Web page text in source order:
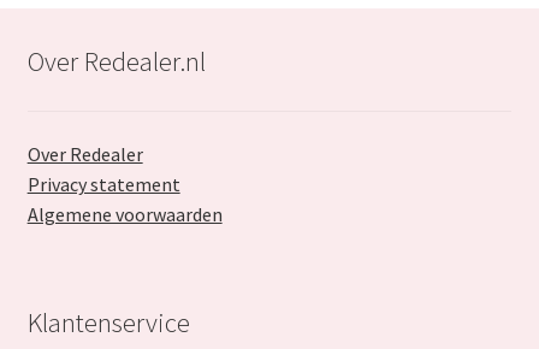
Over Redealer.nl
Over Redealer
Privacy statement
Algemene voorwaarden
Klantenservice